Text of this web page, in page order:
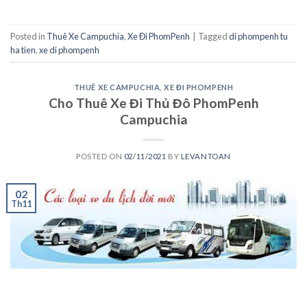
Posted in Thuê Xe Campuchia,Xe Đi PhomPenh Taggeddi phompenh tu
ha tien,xe di phompenh
THUÊ XE CAMPUCHIA ,XE ĐI PHOMPENH
Cho Thuê Xe Đi Thủ Đô PhomPenh
Campuchia
POSTED ON 02/11/2021 BY LEVANTOAN
02
Th11